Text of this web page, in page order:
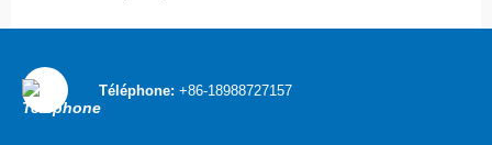
Téléphone: +86-18988727157